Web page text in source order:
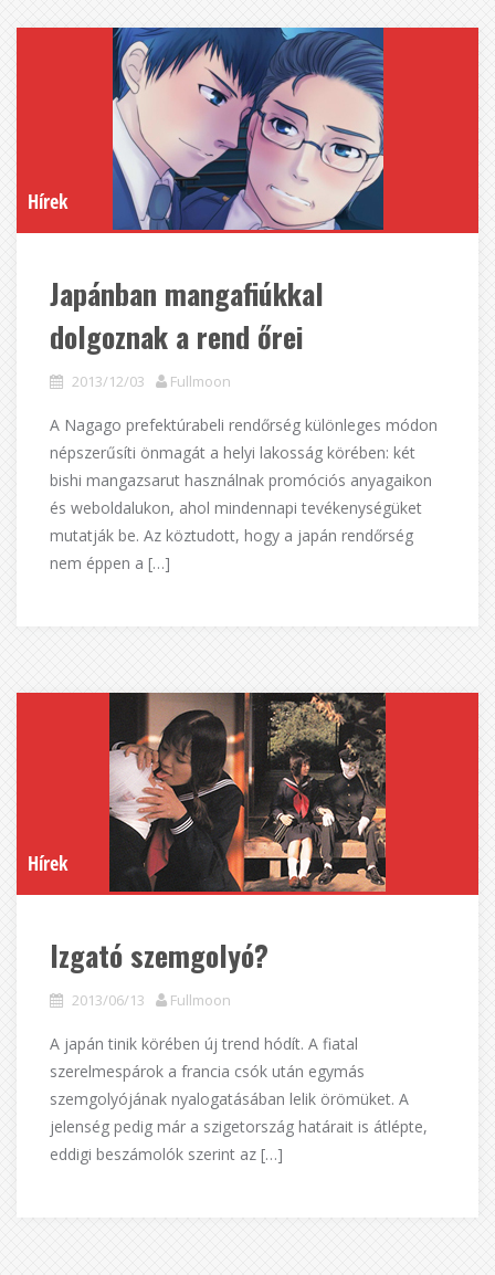
Hírek
Japánban mangafiúkkal
dolgoznak a rend őrei
2013/12/03 Fullmoon
A Nagago prefektúrabeli rendőrség különleges módon
népszerűsíti önmagát a helyi lakosság körében: két
bishi mangazsarut használnak promóciós anyagaikon
és weboldalukon, ahol mindennapi tevékenységüket
mutatják be. Az köztudott, hogy a japán rendőrség
nem éppen a […]
Hírek
Izgató szemgolyó?
2013/06/13 Fullmoon
A japán tinik körében új trend hódít. A fiatal
szerelmespárok a francia csók után egymás
szemgolyójának nyalogatásában lelik örömüket. A
jelenség pedig már a szigetország határait is átlépte,
eddigi beszámolók szerint az […]